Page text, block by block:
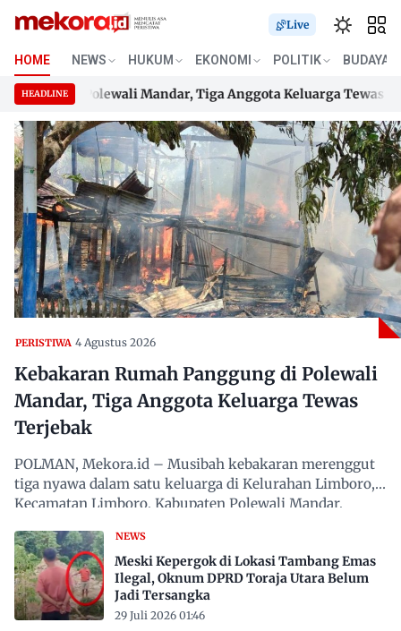
Skip
content
Live
HOME NEWS HUKUM EKONOMI POLITIK BUDAYA
HEADLINE
di Polewali Mandar, Tiga Anggota Keluarga Tewas
di Polewali Mandar, Tiga Anggota Keluarga Tewas
PERISTIWA 4 Agustus 2026
Kebakaran Rumah Panggung di Polewali
Mandar, Tiga Anggota Keluarga Tewas
Terjebak
POLMAN, Mekora.id – Musibah kebakaran merenggut
tiga nyawa dalam satu keluarga di Kelurahan Limboro,
Kecamatan Limboro, Kabupaten Polewali Mandar,
NEWS
Meski Kepergok di Lokasi Tambang Emas
Ilegal, Oknum DPRD Toraja Utara Belum
Jadi Tersangka
29 Juli 2026 01:46